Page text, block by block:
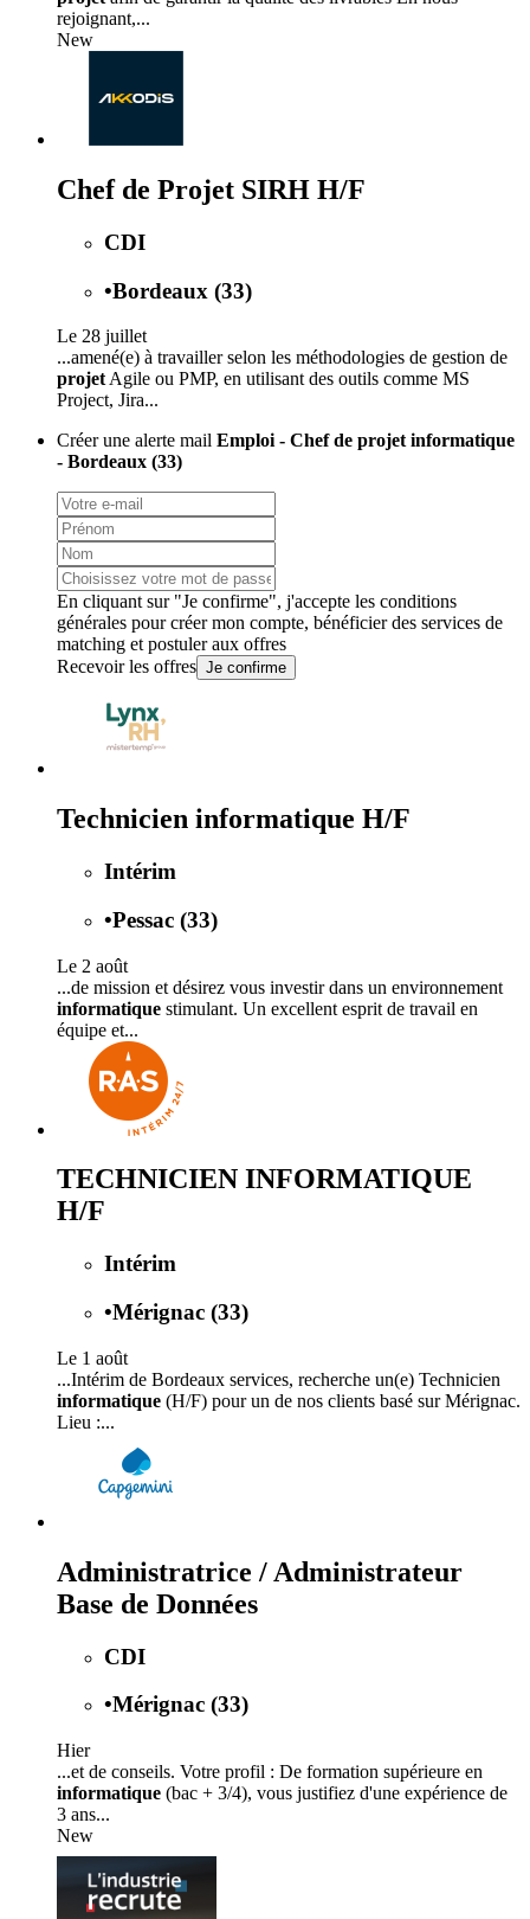
rejoignant,...
New
Chef de Projet SIRH H/F
CDI
•Bordeaux (33)
Le 28 juillet
...amené(e) à travailler selon les méthodologies de gestion de
projet Agile ou PMP, en utilisant des outils comme MS
Project, Jira...
Créer une alerte mail Emploi - Chef de projet informatique
- Bordeaux (33)
En cliquant sur "Je confirme", j'accepte les conditions
générales pour créer mon compte, bénéficier des services de
matching et postuler aux offres
Recevoir les offres Je confirme
Technicien informatique H/F
Intérim
•Pessac (33)
Le 2 août
...de mission et désirez vous investir dans un environnement
informatique stimulant. Un excellent esprit de travail en
équipe et...
TECHNICIEN INFORMATIQUE
H/F
Intérim
•Mérignac (33)
Le 1 août
...Intérim de Bordeaux services, recherche un(e) Technicien
informatique (H/F) pour un de nos clients basé sur Mérignac.
Lieu :...
Administratrice / Administrateur
Base de Données
CDI
•Mérignac (33)
Hier
...et de conseils. Votre profil : De formation supérieure en
informatique (bac + 3/4), vous justifiez d'une expérience de
3 ans...
New